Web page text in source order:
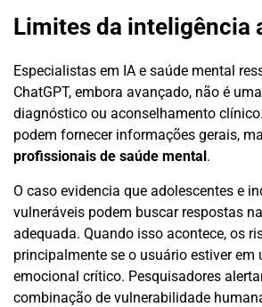
Limites da inteligência
Especialistas em IA e saúde mental
ChatGPT, embora avançado, não é
diagnóstico ou aconselhamento
podem fornecer informações gerais,
profissionais de saúde mental.
O caso evidencia que adolescentes e
vulneráveis podem buscar respostas
adequada. Quando isso acontece, os
principalmente se o usuário estiver em
emocional crítico. Pesquisadores
combinação de vulnerabilidade